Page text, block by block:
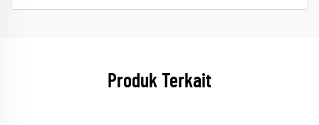
Produk Terkait